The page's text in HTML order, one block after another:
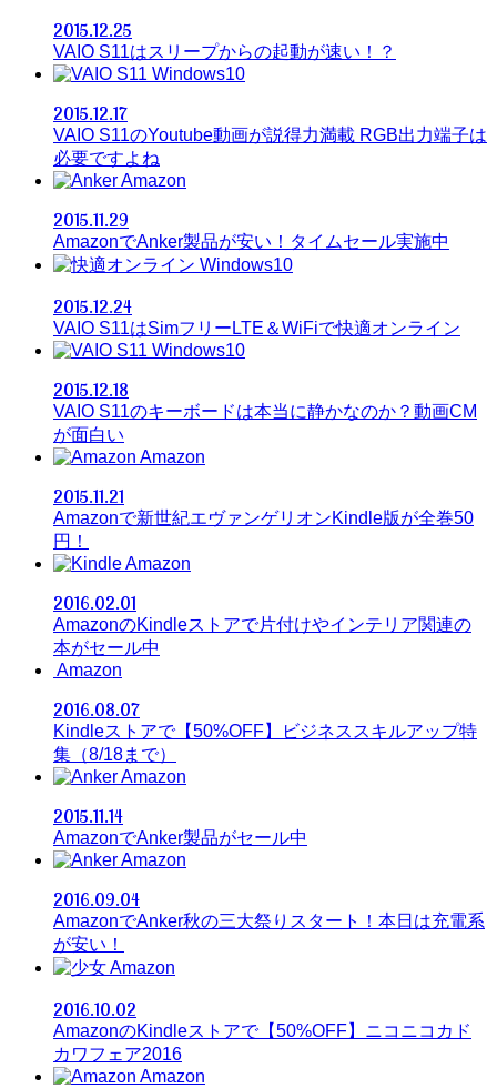
2015.12.25
VAIO S11はスリープからの起動が速い！？
Windows10
2015.12.17
VAIO S11のYoutube動画が説得力満載 RGB出力端子は
必要ですよね
Amazon
2015.11.29
AmazonでAnker製品が安い！タイムセール実施中
Windows10
2015.12.24
VAIO S11はSimフリーLTE＆WiFiで快適オンライン
Windows10
2015.12.18
VAIO S11のキーボードは本当に静かなのか？動画CM
が面白い
Amazon
2015.11.21
Amazonで新世紀エヴァンゲリオンKindle版が全巻50
円！
Amazon
2016.02.01
AmazonのKindleストアで片付けやインテリア関連の
本がセール中
Amazon
2016.08.07
Kindleストアで【50%OFF】ビジネススキルアップ特
集（8/18まで）
Amazon
2015.11.14
AmazonでAnker製品がセール中
Amazon
2016.09.04
AmazonでAnker秋の三大祭りスタート！本日は充電系
が安い！
Amazon
2016.10.02
AmazonのKindleストアで【50%OFF】ニコニコカド
カワフェア2016
Amazon